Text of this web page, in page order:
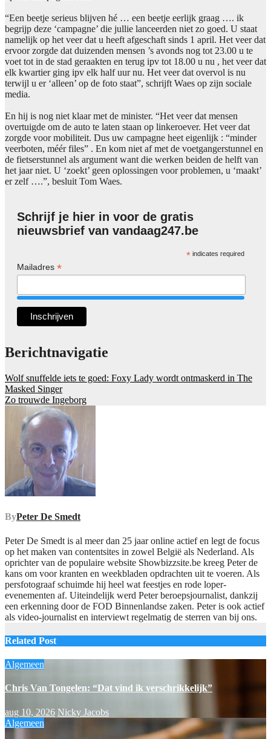
“Een beetje serieus blijven hé … een beetje eerlijk graag …. ik
begrijp deze ‘campagne’ die jullie lanceerden niet zo goed. U staat
namelijk op het veer dat u heeft afgeschaft sinds 1 april. Het veer dat
ervoor zorgde dat duizenden mensen ’s avonds nog tot 23.00 u te
voet tot in de stad geraakten en terug ipv tot 18.00 u nu , het veer dat
elk kwartier ging ipv elk half uur nu. Het veer dat overvol is nu
terwijl u er ‘alleen’ op de foto staat”, schrijft Waes op zijn sociale
media.
En hij is nog niet klaar met de minister. “Het veer dat mensen
overtuigde om de auto te laten staan op linkeroever. Het veer dat
zorgde voor mobiliteit. Dus uw campagne heet eigenlijk : “minder
veerboten, méér files” . En kom niet af met de voetgangerstunnel en
de fietserstunnel als argument want die werken beiden de helft van
het jaar niet. U ‘zoekt’ geen oplossingen voor problemen, u ‘maakt’
er zelf ….”, besluit Tom Waes.
Schrijf je hier in voor de gratis
nieuwsbrief van vandaag247.be
* indicates required
Mailadres *
Berichtnavigatie
Wolf snuffelde iets te goed: Foxy Lady wordt ontmaskerd in The
Masked Singer
Zo trouwde Ingeborg
ByPeter De Smedt
Peter De Smedt is al meer dan 25 jaar online actief en legt de focus
op het maken van contentsites in zowel België als Nederland. Als
oprichter van de populaire website Showbizzsite.be kreeg Peter de
kans om voor kranten en weekbladen opdrachten uit te voeren. Als
persfotograaf schuimde hij heel wat feestjes en rode loper-
evenementen af. Uiteindelijk werd Peter beroepsjournalist, dankzij
een erkenning door de FOD Binnenlandse zaken. Peter is ook actief
als video-journalist en interviewt regelmatig de sterren van bij ons.
Related Post
Algemeen
Chris Van Tongelen: “Dat vind ik verschrikkelijk”
aug 10, 2026 Nicky Jacobs
Algemeen